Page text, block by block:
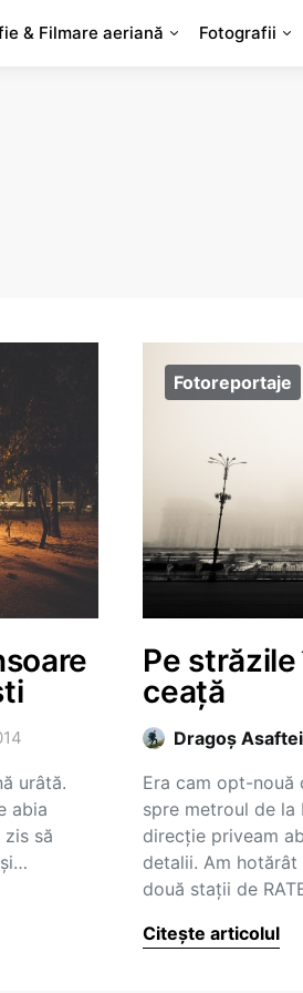
& Filmare aeriană Fotografii
urâtă.
abia
să
Fotoreportaje
Pe
ceață
Dragoş Asaftei
Era cam opt-nouă
spre metroul de la
direcție priveam
detalii. Am
două stații de
Citește articolul